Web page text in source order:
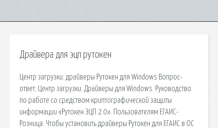
Драйвера для эцп рутокен
Центр загрузки: драйверы Рутокен для Windows Вопрос-
ответ; Центр загрузки. Драйверы для Windows. Руководство
по работе со средством криптографической защиты
информации «Рутокен ЭЦП 2.0». Пользователям ЕГАИС-
Розница. Чтобы установить драйверы Рутокен для ЕГАИС в ОС